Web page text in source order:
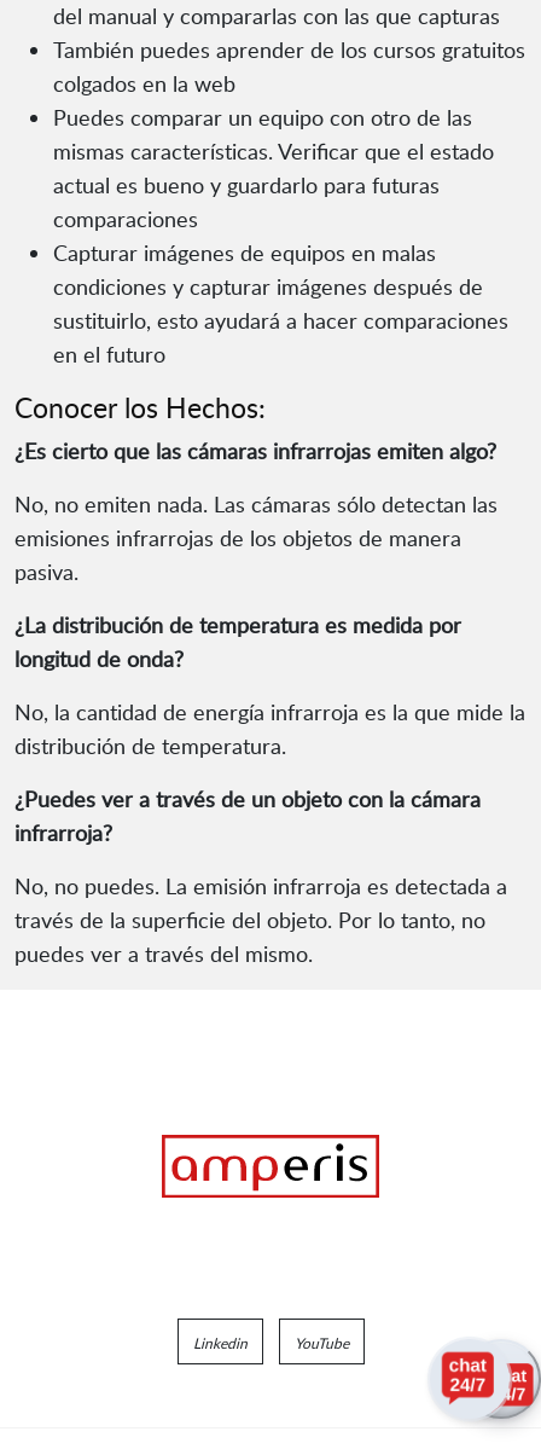
del manual y compararlas con las que capturas
También puedes aprender de los cursos gratuitos
colgados en la web
Puedes comparar un equipo con otro de las
mismas características. Verificar que el estado
actual es bueno y guardarlo para futuras
comparaciones
Capturar imágenes de equipos en malas
condiciones y capturar imágenes después de
sustituirlo, esto ayudará a hacer comparaciones
en el futuro
Conocer los Hechos:
¿Es cierto que las cámaras infrarrojas emiten algo?
No, no emiten nada. Las cámaras sólo detectan las
emisiones infrarrojas de los objetos de manera
pasiva.
¿La distribución de temperatura es medida por
longitud de onda?
No, la cantidad de energía infrarroja es la que mide la
distribución de temperatura.
¿Puedes ver a través de un objeto con la cámara
infrarroja?
No, no puedes. La emisión infrarroja es detectada a
través de la superficie del objeto. Por lo tanto, no
puedes ver a través del mismo.
Linkedin YouTube